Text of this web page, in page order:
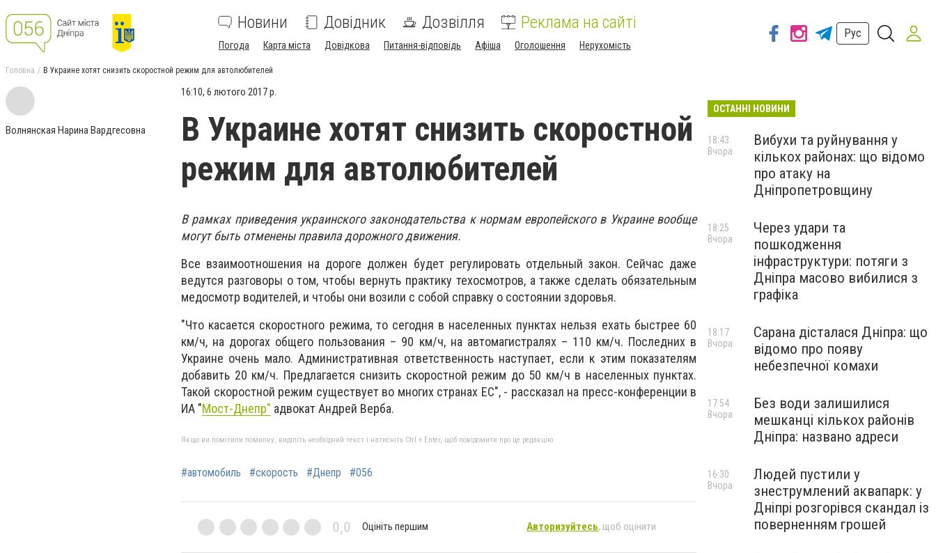
Новини Довідник Дозвілля Реклама на сайті
Погода Карта міста Довідкова Питання-відповідь Афіша Оголошення Нерухомість
Рус
Головна В Украине хотят снизить скоростной режим для автолюбителей
Волнянская Нарина Вардгесовна
16:10, 6 лютого 2017 р.
В Украине хотят снизить скоростной
режим для автолюбителей
В рамках приведения украинского законодательства к нормам европейского в Украине вообще
могут быть отменены правила дорожного движения.
Все взаимоотношения на дороге должен будет регулировать отдельный закон. Сейчас даже
ведутся разговоры о том, чтобы вернуть практику техосмотров, а также сделать обязательным
медосмотр водителей, и чтобы они возили с собой справку о состоянии здоровья.
"Что касается скоростного режима, то сегодня в населенных пунктах нельзя ехать быстрее 60
км/ч, на дорогах общего пользования – 90 км/ч, на автомагистралях – 110 км/ч. Последних в
Украине очень мало. Административная ответственность наступает, если к этим показателям
добавить 20 км/ч. Предлагается снизить скоростной режим до 50 км/ч в населенных пунктах.
Такой скоростной режим существует во многих странах ЕС", - рассказал на пресс-конференции в
ИА "Мост-Днепр" адвокат Андрей Верба.
Якщо ви помітили помилку, виділіть необхідний текст і натисніть Ctrl + Enter, щоб повідомити про це редакцію
#автомобиль #скорость #Днепр #056
0,0 Оцініть першим Авторизуйтесь, щоб оцінити
ОСТАННІ НОВИНИ
Вибухи та руйнування у
кількох районах: що відомо
про атаку на
Дніпропетровщину
18:43
Вчора
Через удари та
пошкодження
інфраструктури: потяги з
Дніпра масово вибилися з
графіка
18:25
Вчора
Сарана дісталася Дніпра: що
відомо про появу
небезпечної комахи
18:17
Вчора
Без води залишилися
мешканці кількох районів
Дніпра: названо адреси
17:54
Вчора
Людей пустили у
знеструмлений аквапарк: у
Дніпрі розгорівся скандал із
поверненням грошей
16:30
Вчора